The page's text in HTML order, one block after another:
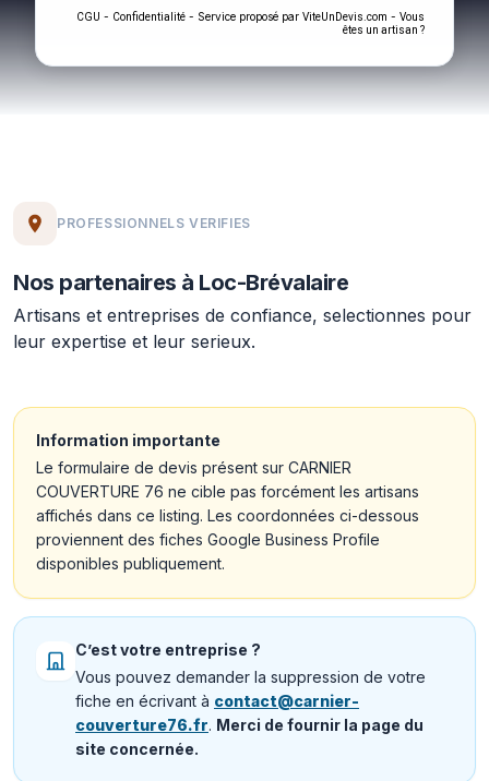
CGU - Confidentialité - Service proposé par ViteUnDevis.com - Vous
êtes un artisan ?
PROFESSIONNELS VERIFIES
Nos partenaires à Loc-Brévalaire
Artisans et entreprises de confiance, selectionnes pour
leur expertise et leur serieux.
Information importante
Le formulaire de devis présent sur CARNIER
COUVERTURE 76 ne cible pas forcément les artisans
affichés dans ce listing. Les coordonnées ci-dessous
proviennent des fiches Google Business Profile
disponibles publiquement.
C’est votre entreprise ?
Vous pouvez demander la suppression de votre
fiche en écrivant à contact@carnier-
couverture76.fr. Merci de fournir la page du
site concernée.